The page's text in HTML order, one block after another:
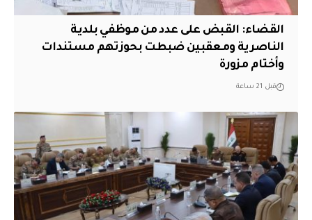
القضاء: القبض على عدد من موظفي بلدية
الناصرية ومعقبين ضبطت بحوزتهم مستندات
وأختام مزورة
قبل 21 ساعة